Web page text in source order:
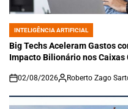
POSTED
IN
INTELIGÊNCIA ARTIFICIAL
Big Techs Aceleram Gastos
Impacto Bilionário nos Caixas
on
02/08/2026 Roberto Zago